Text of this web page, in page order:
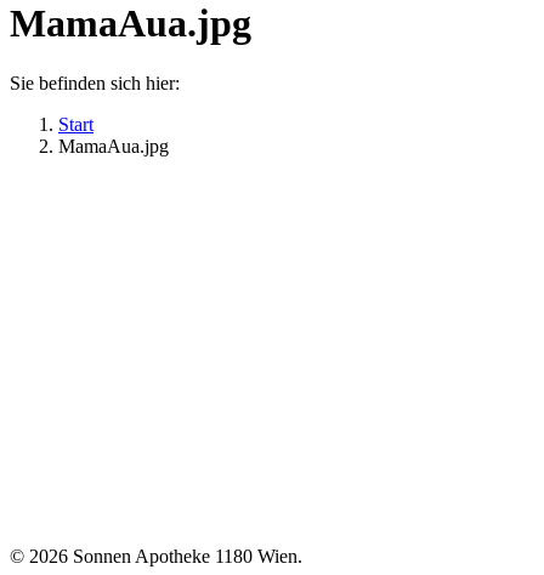
MamaAua.jpg
Sie befinden sich hier:
Start
MamaAua.jpg
© 2026 Sonnen Apotheke 1180 Wien.